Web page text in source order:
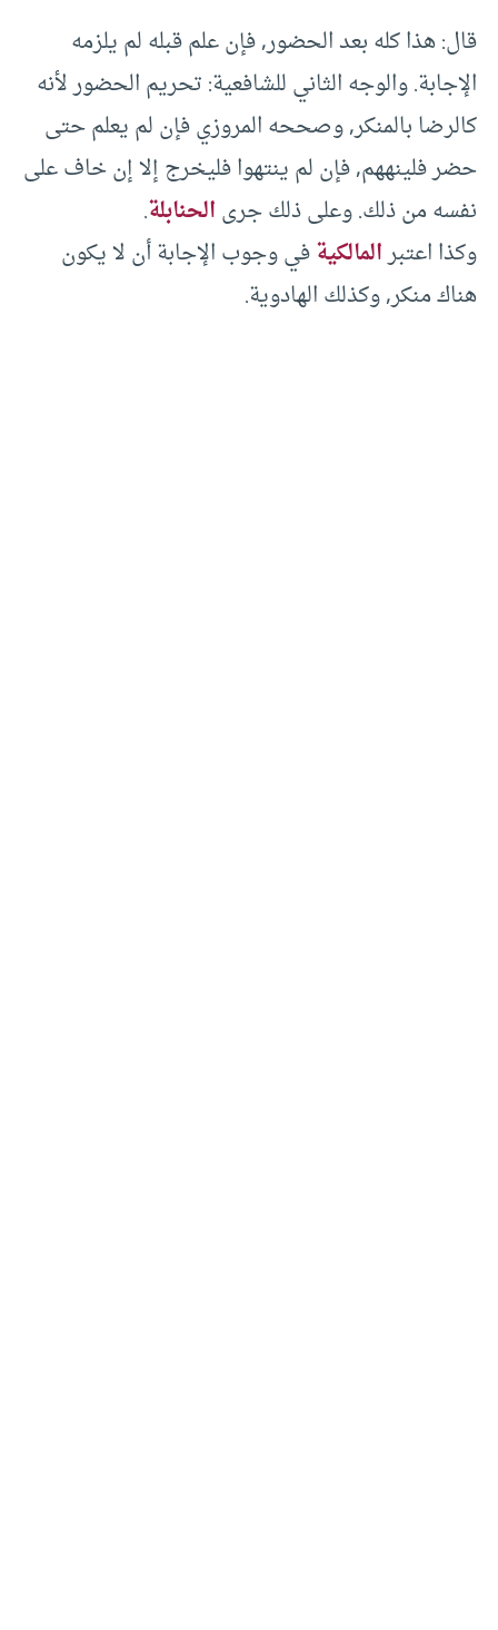
قال: هذا كله بعد الحضور, فإن علم قبله لم يلزمه
الإجابة. والوجه الثاني للشافعية: تحريم الحضور لأنه
كالرضا بالمنكر, وصححه المروزي فإن لم يعلم حتى
حضر فلينههم, فإن لم ينتهوا فليخرج إلا إن خاف على
نفسه من ذلك. وعلى ذلك جرىالحنابلة.
وكذا اعتبرالمالكيةفي وجوب الإجابة أن لا يكون
هناك منكر, وكذلك الهادوية.